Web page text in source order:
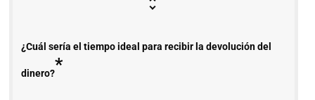
¿Cuál sería el tiempo ideal para recibir la devolución del
dinero?*